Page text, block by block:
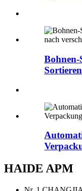
Bohnen-
HAIDE APM